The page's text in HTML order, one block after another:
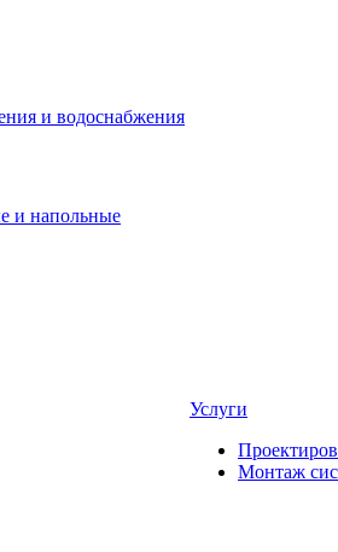
и водоснабжения
и напольные
Услуги
Монтаж